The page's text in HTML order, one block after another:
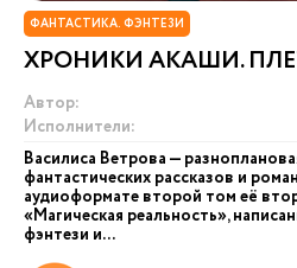
ФАНТАСТИКА. ФЭНТЕЗИ
ХРОНИКИ АКАШИ.
Автор:
Исполнители:
Василиса Ветрова —
фантастических рассказов и
аудиоформате второй том её
«Магическая реальность»,
фэнтези и...